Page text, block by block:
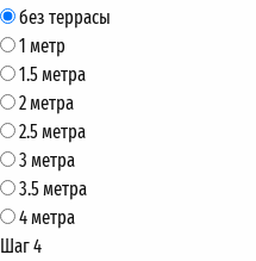
без террасы
1 метр
1.5 метра
2 метра
2.5 метра
3 метра
3.5 метра
4 метра
Шаг 4